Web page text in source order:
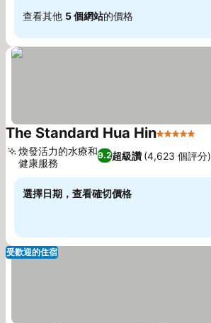
查看其他 5 個網站的價格
The Standard Hua Hin5 星級
9.2超級讚 (4,623 個評分)
煥發活力的水療和
健康服務
選擇日期，查看確切價格
受歡迎的住宿